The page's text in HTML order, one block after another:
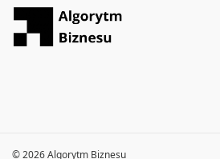
© 2026 Algorytm Biznesu